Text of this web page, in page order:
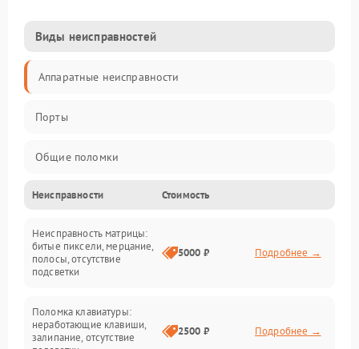
Виды неисправностей
Аппаратные неисправности
Порты
Общие поломки
Устройства
Программные ошибки
Электрические и системные сбои
Интерфейсные проблемы
Неисправности Стоимость
Неисправность матрицы:
битые пиксели, мерцание,
полосы, отсутствие
подсветки
5000 ₽ Подробнее →
Поломка клавиатуры:
неработающие клавиши,
залипание, отсутствие
2500 ₽ Подробнее →